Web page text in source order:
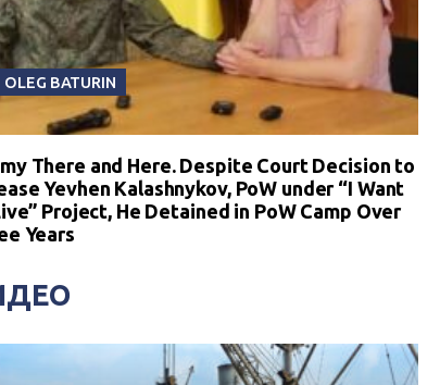
OLEG BATURIN
There and Here. Despite Court Decision to
Yevhen Kalashnykov, PoW under “I Want
Project, He Detained in PoW Camp Over
Years